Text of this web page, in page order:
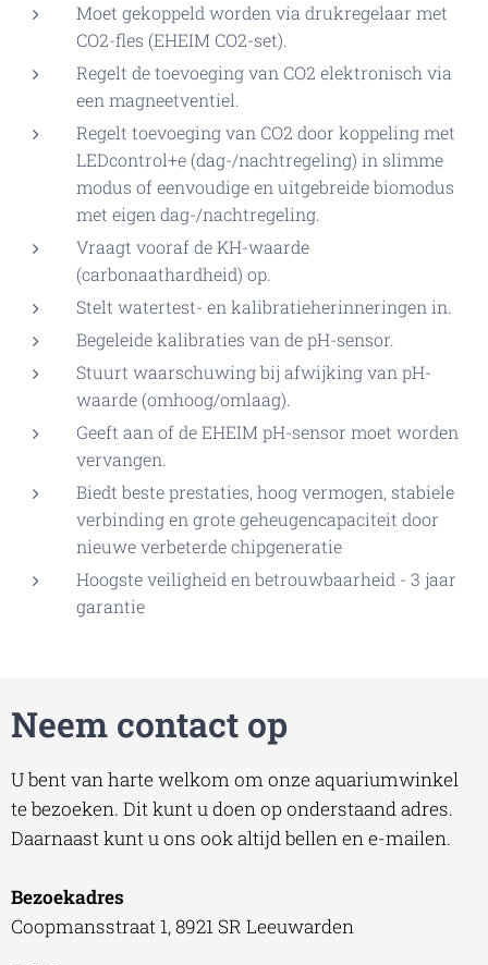
Moet gekoppeld worden via drukregelaar met
CO2-fles (EHEIM CO2-set).
Regelt de toevoeging van CO2 elektronisch via
een magneetventiel.
Regelt toevoeging van CO2 door koppeling met
LEDcontrol+e (dag-/nachtregeling) in slimme
modus of eenvoudige en uitgebreide biomodus
met eigen dag-/nachtregeling.
Vraagt vooraf de KH-waarde
(carbonaathardheid) op.
Stelt watertest- en kalibratieherinneringen in.
Begeleide kalibraties van de pH-sensor.
Stuurt waarschuwing bij afwijking van pH-
waarde (omhoog/omlaag).
Geeft aan of de EHEIM pH-sensor moet worden
vervangen.
Biedt beste prestaties, hoog vermogen, stabiele
verbinding en grote geheugencapaciteit door
nieuwe verbeterde chipgeneratie
Hoogste veiligheid en betrouwbaarheid - 3 jaar
garantie
Neem contact op
U bent van harte welkom om onze aquariumwinkel
te bezoeken. Dit kunt u doen op onderstaand adres.
Daarnaast kunt u ons ook altijd bellen en e-mailen.
Bezoekadres
Coopmansstraat 1, 8921 SR Leeuwarden